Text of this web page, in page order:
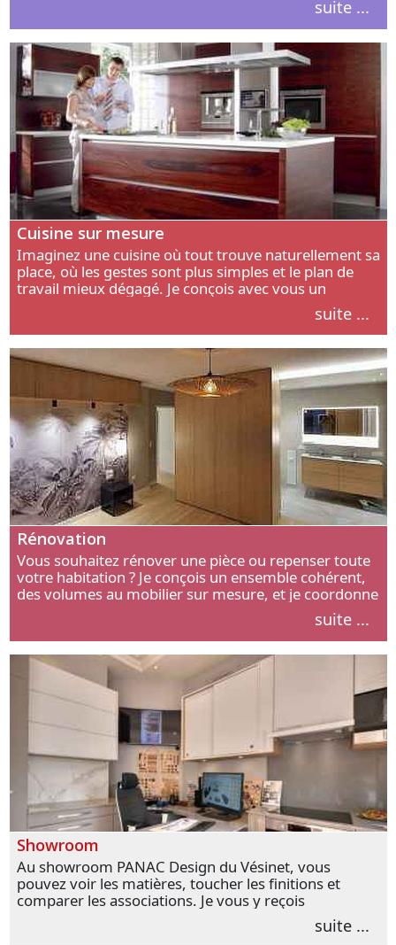
suite ...
Cuisine sur mesure
Imaginez une cuisine où tout trouve naturellement sa
place, où les gestes sont plus simples et le plan de
travail mieux dégagé. Je conçois avec vous un
aménagement adapté à votre manière de cuisiner, de
suite ...
Rénovation
Vous souhaitez rénover une pièce ou repenser toute
votre habitation ? Je conçois un ensemble cohérent,
des volumes au mobilier sur mesure, et je coordonne
suite ...
Showroom
Au showroom PANAC Design du Vésinet, vous
pouvez voir les matières, toucher les finitions et
comparer les associations. Je vous y reçois
personnellement pour parler de votre projet et
transformer vos premières idées en choix plussuite ...